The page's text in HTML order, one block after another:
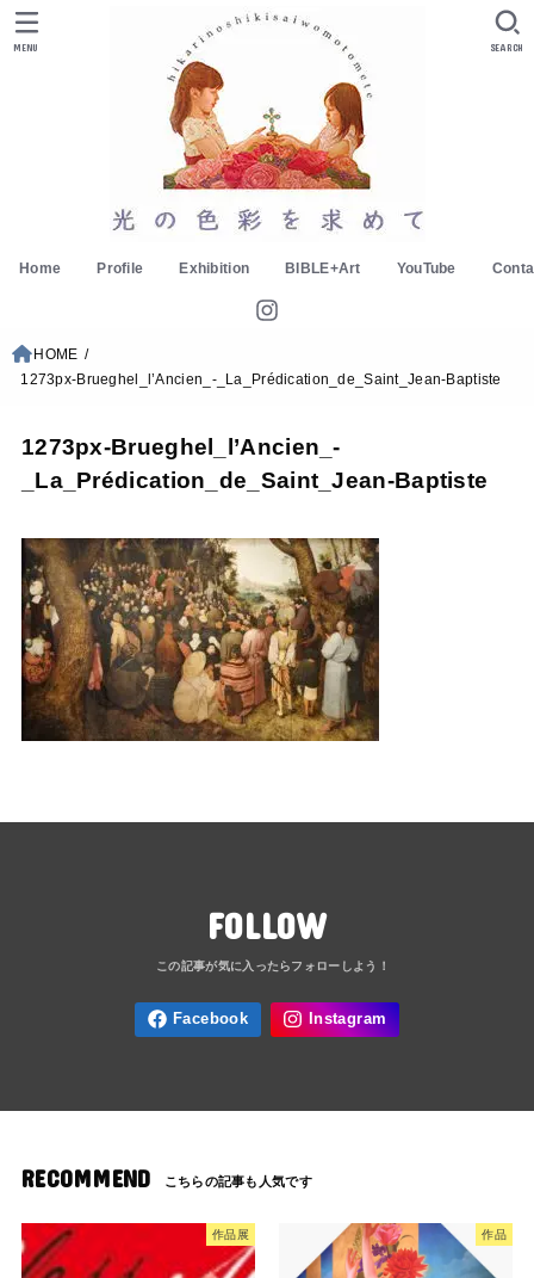
Home Profile Exhibition BIBLE+Art YouTube
SEARCH
MENU
HOME
1273px-Brueghel_l’Ancien_-_La_Prédication_de_Saint_Jean-Baptiste
1273px-Brueghel_l’Ancien_-
_La_Prédication_de_Saint_Jean-Baptiste
FOLLOW
RECOMMEND
作品展 作品